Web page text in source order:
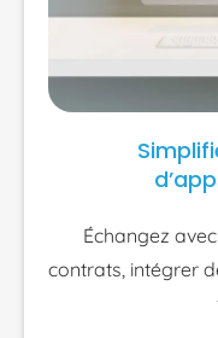
Échangez
contrats, intégrer